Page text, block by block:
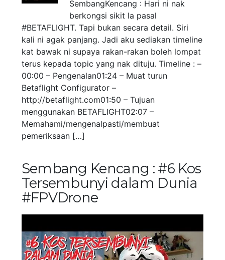
SembangKencang : Hari ni nak
berkongsi sikit la pasal
#BETAFLIGHT. Tapi bukan secara detail. Siri
kali ni agak panjang. Jadi aku sediakan timeline
kat bawak ni supaya rakan-rakan boleh lompat
terus kepada topic yang nak dituju. Timeline : –
00:00 – Pengenalan01:24 – Muat turun
Betaflight Configurator –
http://betaflight.com01:50 – Tujuan
menggunakan BETAFLIGHT02:07 –
Memahami/mengenalpasti/membuat
pemeriksaan […]
Sembang Kencang : #6 Kos
Tersembunyi dalam Dunia
#FPVDrone